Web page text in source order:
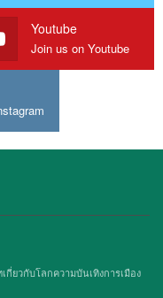
Youtube
Join us on Youtube
ยวกับโลกความบันเทิงการเมือง